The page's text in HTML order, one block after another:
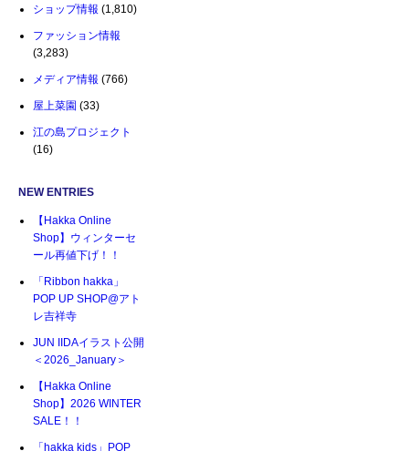
ショップ情報 (1,810)
ファッション情報
(3,283)
メディア情報 (766)
屋上菜園 (33)
江の島プロジェクト
(16)
NEW ENTRIES
【Hakka Online
Shop】ウィンターセ
ール再値下げ！！
「Ribbon hakka」
POP UP SHOP@アト
レ吉祥寺
JUN IIDAイラスト公開
＜2026_January＞
【Hakka Online
Shop】2026 WINTER
SALE！！
「hakka kids」POP